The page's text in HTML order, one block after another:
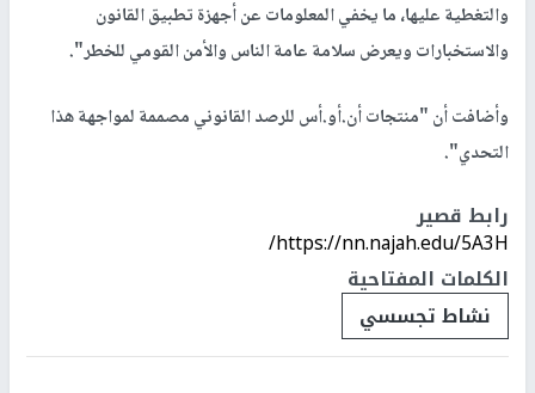
والتغطية عليها، ما يخفي المعلومات عن أجهزة تطبيق القانون
والاستخبارات ويعرض سلامة عامة الناس والأمن القومي للخطر".
وأضافت أن "منتجات أن.أو.أس للرصد القانوني مصممة لمواجهة هذا
التحدي".
رابط قصير
https://nn.najah.edu/5A3H/
الكلمات المفتاحية
نشاط تجسسي